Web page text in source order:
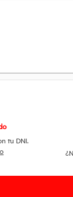
tu DNI.